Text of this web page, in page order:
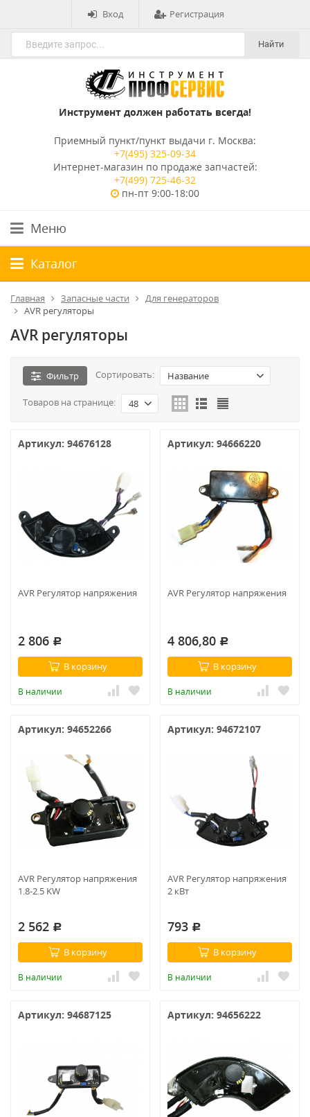
Вход Регистрация
Найти
Инструмент должен работать всегда!
Приемный пункт/пункт выдачи г. Москва:
+7(495) 325-09-34
Интернет-магазин по продаже запчастей:
+7(499) 725-46-32
пн-пт 9:00-18:00
Меню
Каталог
Главная Запасные части
Для генераторов
AVR регуляторы
AVR регуляторы
Фильтр Сортировать: Название
Товаров на странице: 48
Артикул: 94676128
AVR Регулятор напряжения
2 806 Р
В корзину
В наличии
Артикул: 94666220
AVR Регулятор напряжения
4 806,80 Р
В корзину
В наличии
Артикул: 94652266
AVR Регулятор напряжения
1.8-2.5 KW
2 562 Р
В корзину
В наличии
Артикул: 94672107
AVR Регулятор напряжения
2 кВт
793 Р
В корзину
В наличии
Артикул: 94687125 Артикул: 94656222